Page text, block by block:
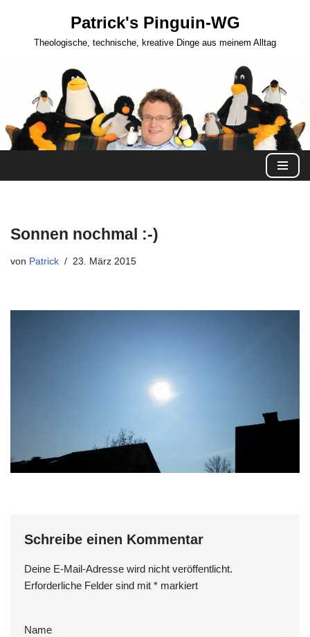
Patrick's Pinguin-WG
Theologische, technische, kreative Dinge aus meinem Alltag
Sonnen nochmal :-)
von Patrick 23. März 2015
Schreibe einen Kommentar
Deine E-Mail-Adresse wird nicht veröffentlicht.
Erforderliche Felder sind mit * markiert
Name